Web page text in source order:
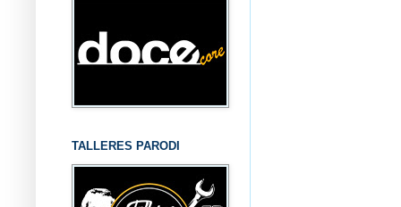
TALLERES PARODI